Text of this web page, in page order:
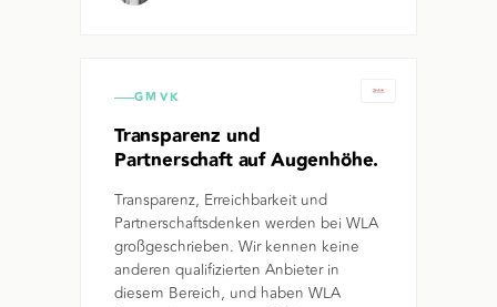
GMVK
Transparenz und
Partnerschaft auf Augenhöhe.
Transparenz, Erreichbarkeit und
Partnerschaftsdenken werden bei WLA
großgeschrieben. Wir kennen keine
anderen qualifizierten Anbieter in
diesem Bereich, und haben WLA